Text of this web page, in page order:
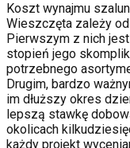
Koszt wynajmu
Wieszczęta zależy
Pierwszym z nich
stopień jego
potrzebnego
Drugim, bardzo
im dłuższy okres
lepszą stawkę
okolicach
każdy projekt